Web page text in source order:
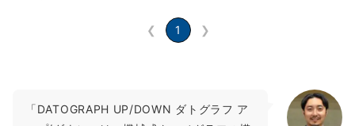
❮ 1 ❯
「DATOGRAPH UP/DOWN ダトグラフ ア